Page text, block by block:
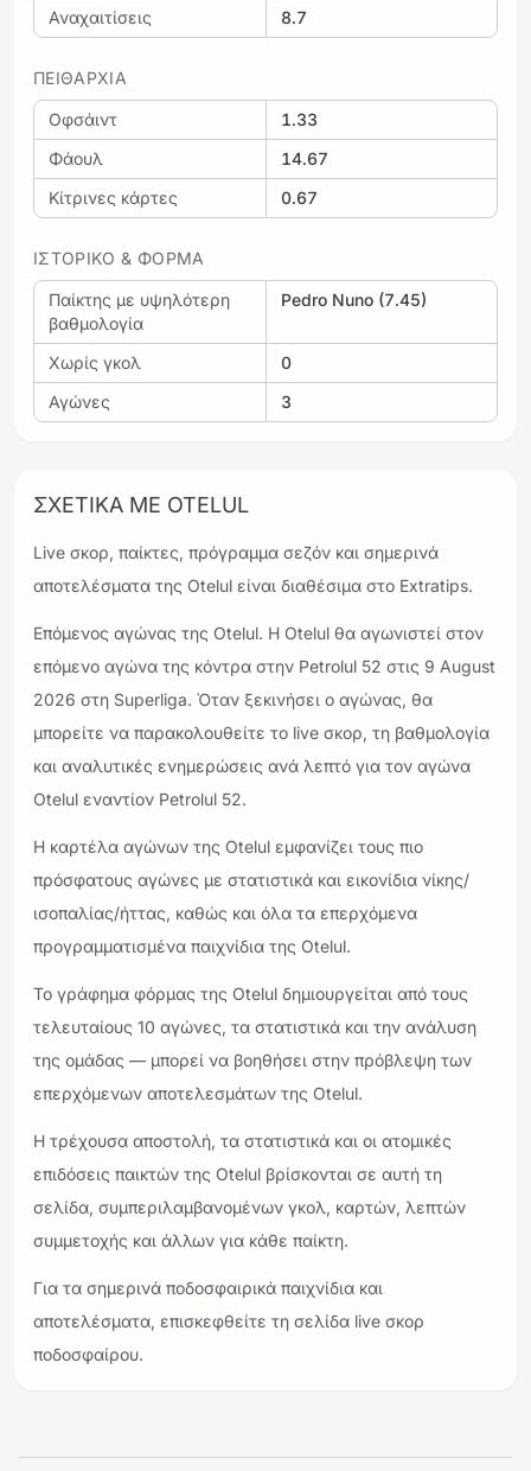
Αναχαιτίσεις
8.7
ΠΕΙΘΑΡΧΊΑ
Οφσάιντ
1.33
Φάουλ
14.67
Κίτρινες κάρτες
0.67
ΙΣΤΟΡΙΚΌ & ΦΌΡΜΑ
Παίκτης με υψηλότερη
βαθμολογία
Pedro Nuno (7.45)
Χωρίς γκολ
0
Αγώνες
3
ΣΧΕΤΙΚΆ ΜΕ OTELUL
Live σκορ, παίκτες, πρόγραμμα σεζόν και σημερινά
αποτελέσματα της Otelul είναι διαθέσιμα στο Extratips.
Επόμενος αγώνας της Otelul. Η Otelul θα αγωνιστεί στον
επόμενο αγώνα της κόντρα στην Petrolul 52 στις 9 August
2026 στη Superliga. Όταν ξεκινήσει ο αγώνας, θα
μπορείτε να παρακολουθείτε το live σκορ, τη βαθμολογία
και αναλυτικές ενημερώσεις ανά λεπτό για τον αγώνα
Otelul εναντίον Petrolul 52.
Η καρτέλα αγώνων της Otelul εμφανίζει τους πιο
πρόσφατους αγώνες με στατιστικά και εικονίδια νίκης/
ισοπαλίας/ήττας, καθώς και όλα τα επερχόμενα
προγραμματισμένα παιχνίδια της Otelul.
Το γράφημα φόρμας της Otelul δημιουργείται από τους
τελευταίους 10 αγώνες, τα στατιστικά και την ανάλυση
της ομάδας — μπορεί να βοηθήσει στην πρόβλεψη των
επερχόμενων αποτελεσμάτων της Otelul.
Η τρέχουσα αποστολή, τα στατιστικά και οι ατομικές
επιδόσεις παικτών της Otelul βρίσκονται σε αυτή τη
σελίδα, συμπεριλαμβανομένων γκολ, καρτών, λεπτών
συμμετοχής και άλλων για κάθε παίκτη.
Για τα σημερινά ποδοσφαιρικά παιχνίδια και
αποτελέσματα, επισκεφθείτε τη σελίδα live σκορ
ποδοσφαίρου.